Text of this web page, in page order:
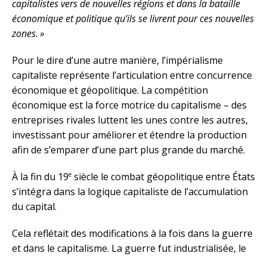
capitalistes vers de nouvelles régions et dans la bataille
économique et politique qu’ils se livrent pour ces nouvelles
zones. »
Pour le dire d’une autre manière, l’impérialisme
capitaliste représente l’articulation entre concurrence
économique et géopolitique. La compétition
économique est la force motrice du capitalisme – des
entreprises rivales luttent les unes contre les autres,
investissant pour améliorer et étendre la production
afin de s’emparer d’une part plus grande du marché.
À la fin du 19e siècle le combat géopolitique entre États
s’intégra dans la logique capitaliste de l’accumulation
du capital.
Cela reflétait des modifications à la fois dans la guerre
et dans le capitalisme. La guerre fut industrialisée, le